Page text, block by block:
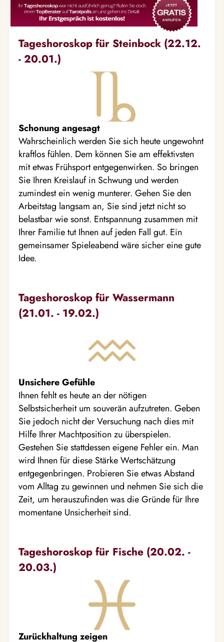
Tageshoroskop für Steinbock (22.12.
- 20.01.)
Schonung angesagt
Wahrscheinlich werden Sie sich heute ungewohnt
kraftlos fühlen. Dem können Sie am effektivsten
mit etwas Frühsport entgegenwirken. So bringen
Sie Ihren Kreislauf in Schwung und werden
zumindest ein wenig munterer. Gehen Sie den
Arbeitstag langsam an, Sie sind jetzt nicht so
belastbar wie sonst. Entspannung zusammen mit
Ihrer Familie tut Ihnen auf jeden Fall gut. Ein
gemeinsamer Spieleabend wäre sicher eine gute
Idee.
Tageshoroskop für Wassermann
(21.01. - 19.02.)
Unsichere Gefühle
Ihnen fehlt es heute an der nötigen
Selbstsicherheit um souverän aufzutreten. Geben
Sie jedoch nicht der Versuchung nach dies mit
Hilfe Ihrer Machtposition zu überspielen.
Gestehen Sie stattdessen eigene Fehler ein. Man
wird Ihnen für diese Stärke Wertschätzung
entgegenbringen. Probieren Sie etwas Abstand
vom Alltag zu gewinnen und nehmen Sie sich die
Zeit, um herauszufinden was die Gründe für Ihre
momentane Unsicherheit sind.
Tageshoroskop für Fische (20.02. -
20.03.)
Zurückhaltung zeigen